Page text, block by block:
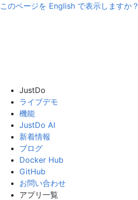
このページを English で表示しますか？
JustDo
ライブデモ
機能
JustDo AI
新着情報
ブログ
Docker Hub
GitHub
お問い合わせ
アプリ一覧